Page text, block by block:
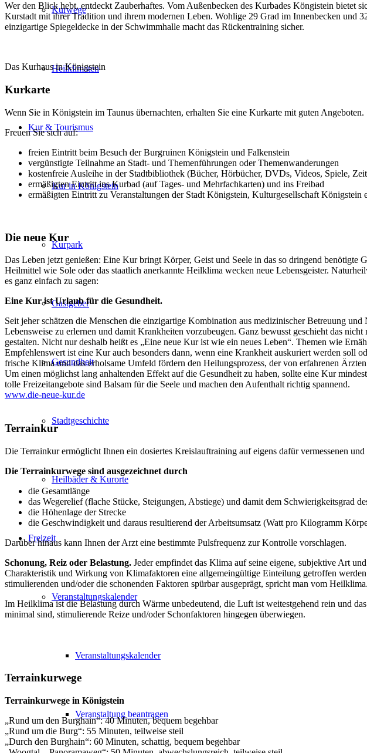
Kurwege
Heilklimaten
Kur & Tourismus
Kur in Königstein
Kurpark
Gastgeber
Gesundheit
Stadtgeschichte
Heilbäder & Kurorte
Freizeit
Veranstaltungskalender
Veranstaltungskalender
Veranstaltung beantragen
Wer den Blick hebt, entdeckt Zauberhaftes. Vom Außenbecken des Kurbades Köngistein bietet
Kurstadt mit ihrer Tradition und ihrem modernen Leben. Wohlige 29 Grad im Innenbecken und
einzigartige Spiegeldecke in der Schwimmhalle macht das Rückentraining sicher.
Das Kurhaus in Königstein
Kurkarte
Wenn Sie in Königstein im Taunus übernachten, erhalten Sie eine Kurkarte mit guten Angeboten.
Freuen Sie sich auf:
freien Eintritt beim Besuch der Burgruinen Königstein und Falkenstein
vergünstigte Teilnahme an Stadt- und Themenführungen oder Themenwanderungen
kostenfreie Ausleihe in der Stadtbibliothek (Bücher, Hörbücher, DVDs, Videos, Spiele,
ermäßigten Eintritt ins Kurbad (auf Tages- und Mehrfachkarten) und ins Freibad
ermäßigten Eintritt zu Veranstaltungen der Stadt Königstein, Kulturgesellschaft Königstein
Die neue Kur
Das Leben jetzt genießen: Eine Kur bringt Körper, Geist und Seele in das so dringend
Heilmittel wie Sole oder das staatlich anerkannte Heilklima wecken neue Lebensgeister.
es ganz einfach zu sagen:
Eine Kur ist Urlaub für die Gesundheit.
Seit jeher schätzen die Menschen die einzigartige Kombination aus medizinischer Betreuung
Lebensweise zu erlernen und damit Krankheiten vorzubeugen. Ganz bewusst geschieht das
gestalten. Nicht nur deshalb heißt es „Eine neue Kur ist wie ein neues Leben“. Themen wie
Empfehlenswert ist eine Kur auch besonders dann, wenn eine Krankheit auskuriert werden soll
frische Klima und das erholsame Umfeld fördern den Heilungsprozess, der von erfahrenen
Um einen möglichst lang anhaltenden Effekt auf die Gesundheit zu haben, sollte eine Kur
tolle Freizeitangebote sind Balsam für die Seele und machen den Aufenthalt richtig spannend.
www.die-neue-kur.de
Terrainkur
Die Terrainkur ermöglicht Ihnen ein dosiertes Kreislauftraining auf eigens dafür vermessenen
Die Terrainkurwege sind ausgezeichnet durch
die Gesamtlänge
das Wegerelief (flache Stücke, Steigungen, Abstiege) und damit dem Schwierigkeitsgrad
die Höhenlage der Strecke
die Geschwindigkeit und daraus resultierend der Arbeitsumsatz (Watt pro Kilogramm
Darüber hinaus kann Ihnen der Arzt eine bestimmte Pulsfrequenz zur Kontrolle vorschlagen.
Schonung, Reiz oder Belastung. Jeder empfindet das Klima auf seine eigene, subjektive Art
Charakteristik und Wirkung von Klimafaktoren eine allgemeingültige Einteilung getroffen
stimulierenden und/oder die schonenden Faktoren spürbar ausgeprägt, spricht man vom Heilklima.
Im Heilklima ist die Belastung durch Wärme unbedeutend, die Luft ist weitestgehend rein und
minimal sind, stimulierende Reize und/oder Schonfaktoren hingegen überwiegen.
Terrainkurwege
Terrainkurwege in Königstein
„Rund um den Burghain“: 40 Minuten, bequem begehbar
„Rund um die Burg“: 55 Minuten, teilweise steil
„Durch den Burghain“: 60 Minuten, schattig, bequem begehbar